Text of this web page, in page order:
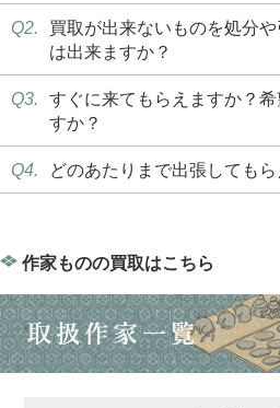
Q2.
買取が出来ないものを処分
は出来ますか？
Q3.
すぐに来てもらえますか？
すか？
Q4. どのあたりまで出張してもら
作家ものの買取はこちら